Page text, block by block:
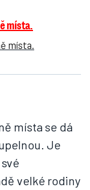
místa.
místa se dá
Je
velké rodiny